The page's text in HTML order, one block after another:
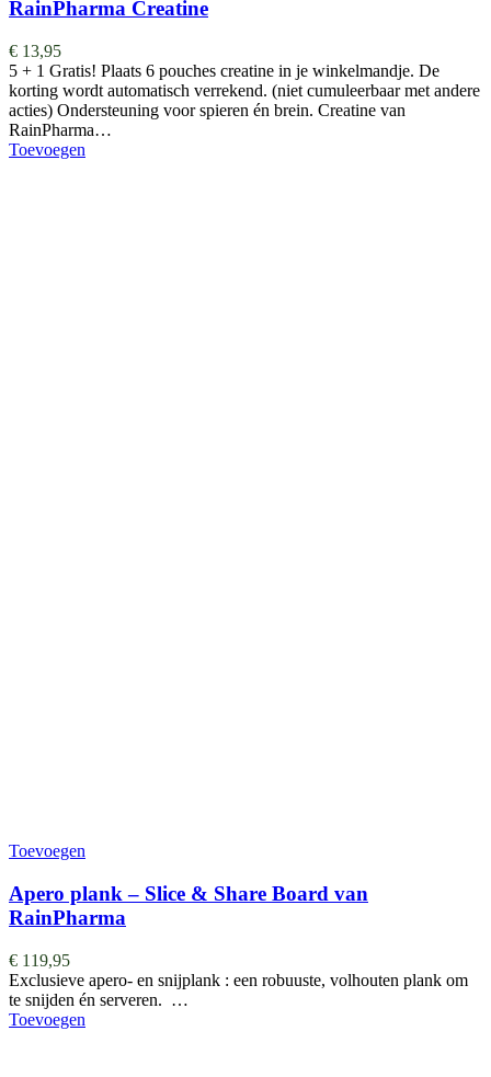
RainPharma Creatine
€ 13,95
5 + 1 Gratis! Plaats 6 pouches creatine in je winkelmandje. De
korting wordt automatisch verrekend. (niet cumuleerbaar met andere
acties) Ondersteuning voor spieren én brein. Creatine van
RainPharma…
Toevoegen
Toevoegen
Apero plank – Slice & Share Board van
RainPharma
€ 119,95
Exclusieve apero- en snijplank : een robuuste, volhouten plank om
te snijden én serveren. …
Toevoegen